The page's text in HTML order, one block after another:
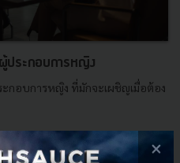
ประกอบการหญิง
กอบการหญิง ที่มักจะเผชิญเมื่อต้อง
×